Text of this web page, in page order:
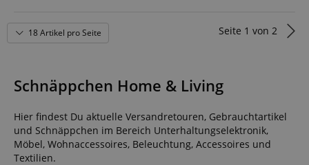
18 Artikel pro Seite Seite 1 von 2
Schnäppchen Home & Living
Hier findest Du aktuelle Versandretouren, Gebrauchtartikel
und Schnäppchen im Bereich Unterhaltungselektronik,
Möbel, Wohnaccessoires, Beleuchtung, Accessoires und
Textilien.